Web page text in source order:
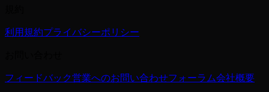
利用規約プライバシーポリシー
フィードバック営業へのお問い合わせフォーラム会社概要